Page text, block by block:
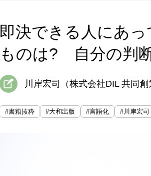
即決できる人にあ
ものは? 自分の判
川岸宏司（株式会社DIL 共同
#書籍抜粋 #大和出版 #言語化 #川岸宏司